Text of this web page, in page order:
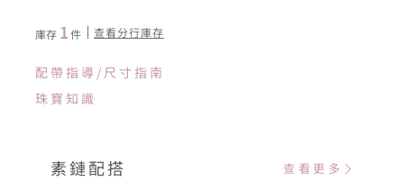
庫存 1件 查看分行庫存
配帶指導/尺寸指南
珠寶知識
素鏈配搭 查看更多